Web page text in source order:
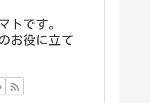
トです。
お役に立て